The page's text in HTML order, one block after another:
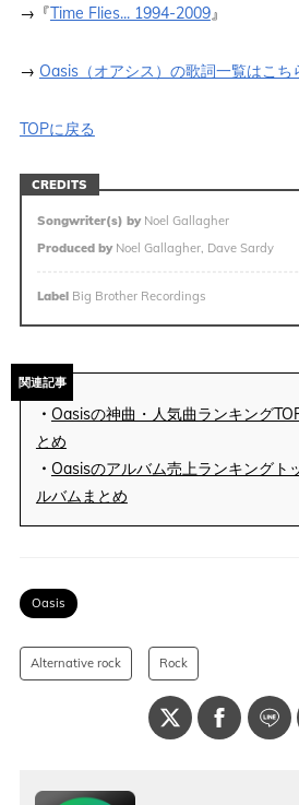
→『Time Flies... 1994-2009』
→ Oasis（オアシス）の歌詞一覧はこち
TOPに戻る
CREDITS
Songwriter(s) byNoel Gallagher
Produced byNoel Gallagher, Dave Sardy
LabelBig Brother Recordings
関連記事
・ Oasisの神曲・人気曲ランキング
とめ
・ Oasisのアルバム売上ランキングト
ルバムまとめ
Oasis
Alternative rock Rock